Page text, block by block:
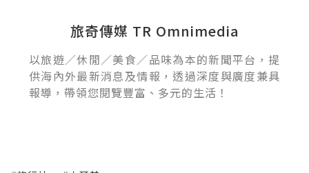
旅奇傳媒 TR Omnimedia
以旅遊／休閒／美食／品味為本的新聞平台，提
供海內外最新消息及情報，透過深度與廣度兼具
報導，帶領您閱覽豐富、多元的生活！